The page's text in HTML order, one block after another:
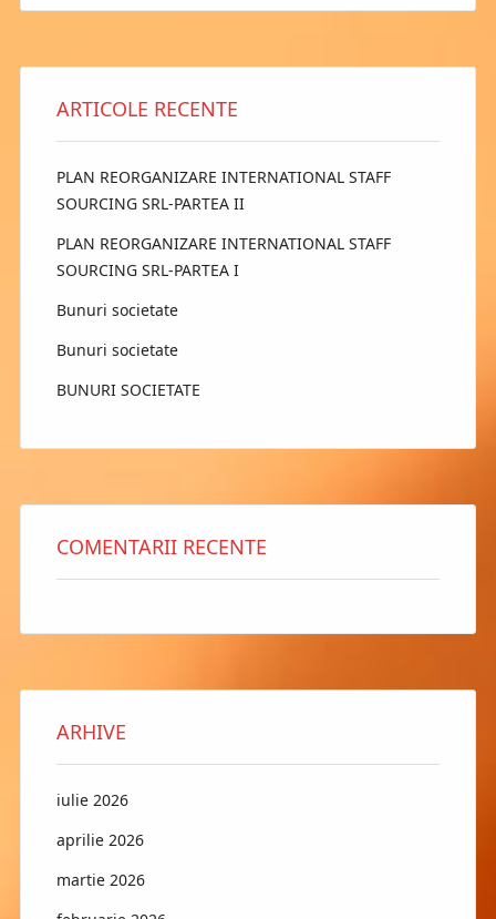
ARTICOLE RECENTE
PLAN REORGANIZARE INTERNATIONAL STAFF
SOURCING SRL-PARTEA II
PLAN REORGANIZARE INTERNATIONAL STAFF
SOURCING SRL-PARTEA I
Bunuri societate
Bunuri societate
BUNURI SOCIETATE
COMENTARII RECENTE
ARHIVE
iulie 2026
aprilie 2026
martie 2026